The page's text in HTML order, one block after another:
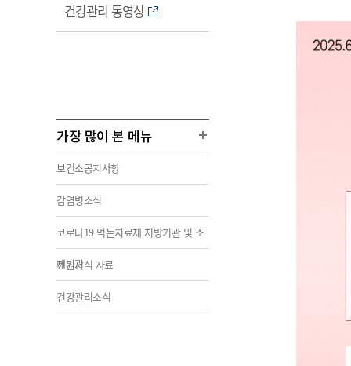
건강관리 동영상열
림
가장 많이 본 메뉴
보건소공지사항
감염병소식
코로나19 먹는치료제 처방기관 및 조
제기관
민원서식 자료
건강관리소식